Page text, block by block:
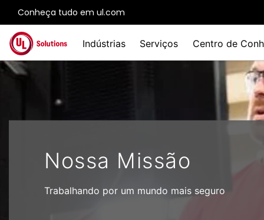
Conheça tudo em ul.com
Skip to main content
Indústrias
Serviços Centro de
Nossa Missão
Trabalhando por um mundo mais seguro